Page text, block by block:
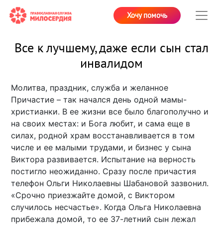
Хочу помочь
Все к лучшему, даже если сын стал
инвалидом
Молитва, праздник, служба и желанное
Причастие – так начался день одной мамы-
христианки. В ее жизни все было благополучно и
на своих местах: и Бога любит, и сама еще в
силах, родной храм восстанавливается в том
числе и ее малыми трудами, и бизнес у сына
Виктора развивается. Испытание на верность
постигло неожиданно. Сразу после причастия
телефон Ольги Николаевны Шабановой зазвонил.
«Срочно приезжайте домой, с Виктором
случилось несчастье». Когда Ольга Николаевна
прибежала домой, то ее 37-летний сын лежал